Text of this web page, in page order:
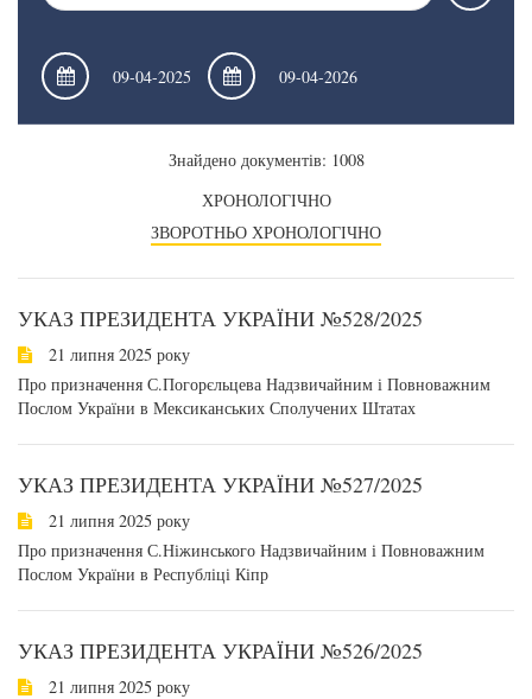
Знайдено документів: 1008
ХРОНОЛОГІЧНО
ЗВОРОТНЬО ХРОНОЛОГІЧНО
УКАЗ ПРЕЗИДЕНТА УКРАЇНИ №528/2025
21 липня 2025 року
Про призначення С.Погорєльцева Надзвичайним і Повноважним
Послом України в Мексиканських Сполучених Штатах
УКАЗ ПРЕЗИДЕНТА УКРАЇНИ №527/2025
21 липня 2025 року
Про призначення С.Ніжинського Надзвичайним і Повноважним
Послом України в Республіці Кіпр
УКАЗ ПРЕЗИДЕНТА УКРАЇНИ №526/2025
21 липня 2025 року